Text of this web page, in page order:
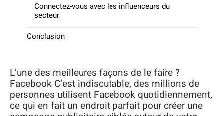
Connectez-vous avec les influenceurs du
secteur
Conclusion
L’une des meilleures façons de le faire ?
Facebook C’est indiscutable, des millions de
personnes utilisent Facebook quotidiennement,
ce qui en fait un endroit parfait pour créer une